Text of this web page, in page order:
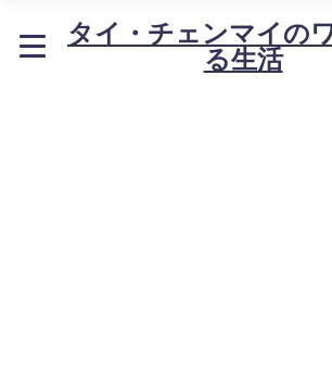
タイ・チェンマイの
る生活